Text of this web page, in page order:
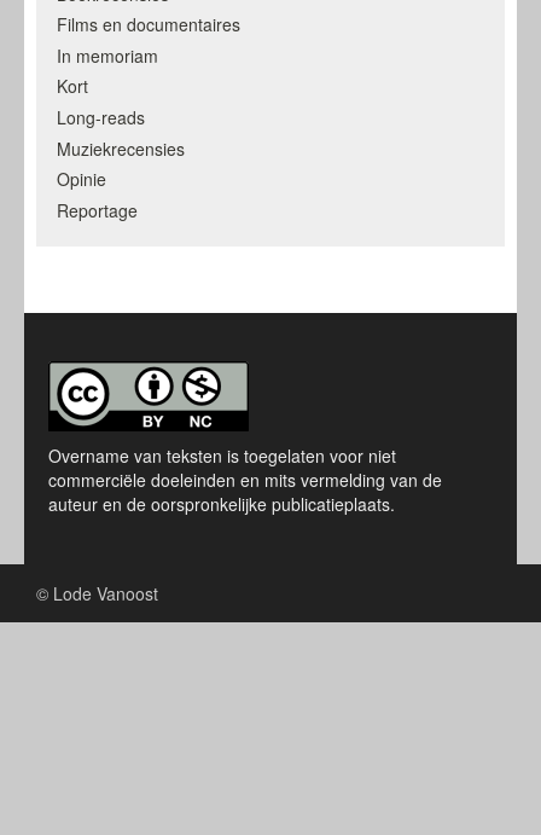
Films en documentaires
In memoriam
Kort
Long-reads
Muziekrecensies
Opinie
Reportage
Overname van teksten is toegelaten voor niet
commerciële doeleinden en mits vermelding van de
auteur en de oorspronkelijke publicatieplaats.
© Lode Vanoost